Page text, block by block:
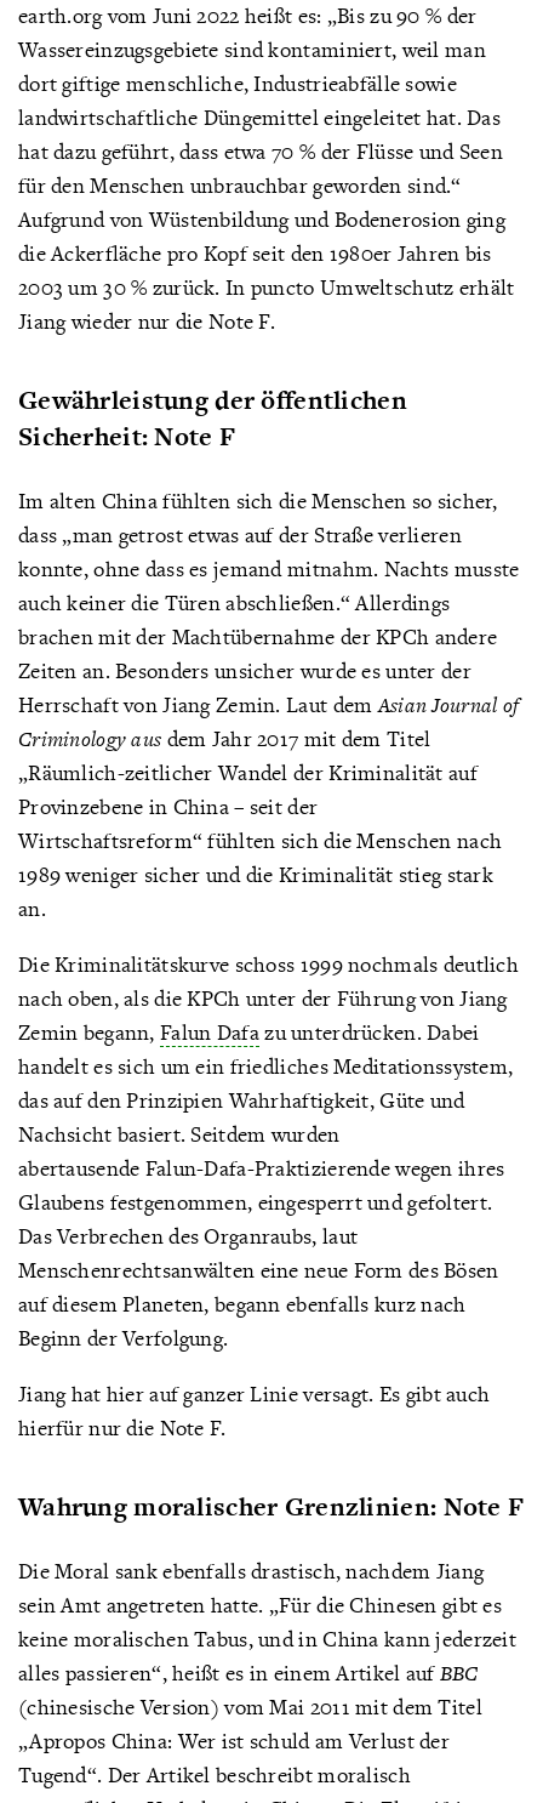
earth.org vom Juni 2022 heißt es: „Bis zu 90 % der
Wassereinzugsgebiete sind kontaminiert, weil man
dort giftige menschliche, Industrieabfälle sowie
landwirtschaftliche Düngemittel eingeleitet hat. Das
hat dazu geführt, dass etwa 70 % der Flüsse und Seen
für den Menschen unbrauchbar geworden sind.“
Aufgrund von Wüstenbildung und Bodenerosion ging
die Ackerfläche pro Kopf seit den 1980er Jahren bis
2003 um 30 % zurück. In puncto Umweltschutz erhält
Jiang wieder nur die Note F.
Gewährleistung der öffentlichen
Sicherheit: Note F
Im alten China fühlten sich die Menschen so sicher,
dass „man getrost etwas auf der Straße verlieren
konnte, ohne dass es jemand mitnahm. Nachts musste
auch keiner die Türen abschließen.“ Allerdings
brachen mit der Machtübernahme der KPCh andere
Zeiten an. Besonders unsicher wurde es unter der
Herrschaft von Jiang Zemin. Laut demAsian Journal of
Criminology aus dem Jahr 2017 mit dem Titel
„Räumlich-zeitlicher Wandel der Kriminalität auf
Provinzebene in China – seit der
Wirtschaftsreform“ fühlten sich die Menschen nach
1989 weniger sicher und die Kriminalität stieg stark
an.
Die Kriminalitätskurve schoss 1999 nochmals deutlich
nach oben, als die KPCh unter der Führung von Jiang
Zemin begann,Falun Dafazu unterdrücken. Dabei
handelt es sich um ein friedliches Meditationssystem,
das auf den Prinzipien Wahrhaftigkeit, Güte und
Nachsicht basiert. Seitdem wurden
abertausende Falun-Dafa-Praktizierende wegen ihres
Glaubens festgenommen, eingesperrt und gefoltert.
Das Verbrechen des Organraubs, laut
Menschenrechtsanwälten eine neue Form des Bösen
auf diesem Planeten, begann ebenfalls kurz nach
Beginn der Verfolgung.
Jiang hat hier auf ganzer Linie versagt. Es gibt auch
hierfür nur die Note F.
Wahrung moralischer Grenzlinien: Note F
Die Moral sank ebenfalls drastisch, nachdem Jiang
sein Amt angetreten hatte. „Für die Chinesen gibt es
keine moralischen Tabus, und in China kann jederzeit
alles passieren“, heißt es in einem Artikel aufBBC
(chinesische Version) vom Mai 2011 mit dem Titel
„Apropos China: Wer ist schuld am Verlust der
Tugend“. Der Artikel beschreibt moralisch